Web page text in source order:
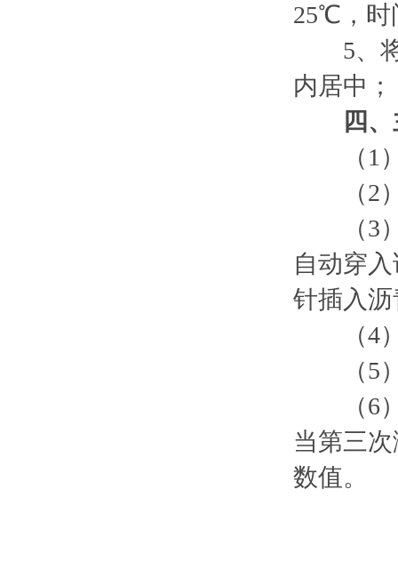
25℃，时
5、将
内居中；
四
（1）
（2）
（3）
自动穿
针插入
（4）
（5）
（6）
当第三
数值。